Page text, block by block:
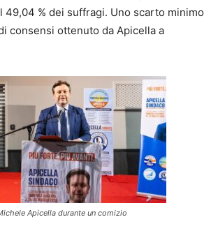
49,04 % dei suffragi. Uno scarto minimo
consensi ottenuto da Apicella a
Apicella durante un comizio